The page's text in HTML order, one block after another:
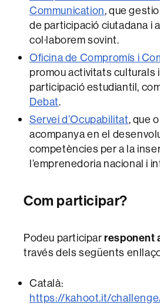
Communication, que
de participació ciutadana i
col·laborem sovint.
Oficina de Compromís i
promou activitats culturals
participació estudiantil,
Debat.
Servei d’Ocupabilitat, que
acompanya en el
competències per a la
l’emprenedoria nacional i
Com participar?
Podeu participarresponent
través dels següents
Català:
https://kahoot.it/